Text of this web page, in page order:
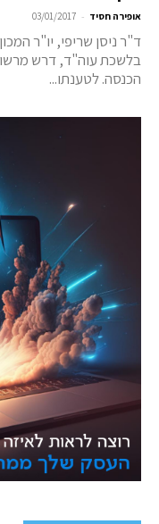
אופירה חסיד -
03/01/2017
ד"ר ניסן שריפי, יו"ר
בלשכת עוה"ד, דרש
הכנסה. לטענתו...